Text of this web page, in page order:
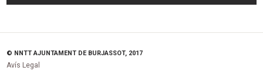
© NNTT AJUNTAMENT DE BURJASSOT, 2017
Avís Legal